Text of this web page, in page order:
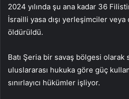
2024 yılında şu ana kadar 36
İsrailli yasa dışı yerleşimciler
öldürüldü.
Batı Şeria bir savaş bölgesi olarak
uluslararası hukuka göre güç
sınırlayıcı hükümler işliyor.